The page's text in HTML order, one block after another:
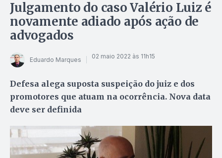
Julgamento do caso Valério Luiz é
novamente adiado após ação de
advogados
Eduardo Marques 02 maio 2022 às 11h15
Defesa alega suposta suspeição do juiz e dos
promotores que atuam na ocorrência. Nova data
deve ser definida